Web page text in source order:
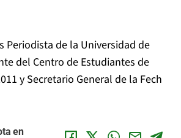
Periodista de la Universidad de
del Centro de Estudiantes de
y Secretario General de la Fech
en